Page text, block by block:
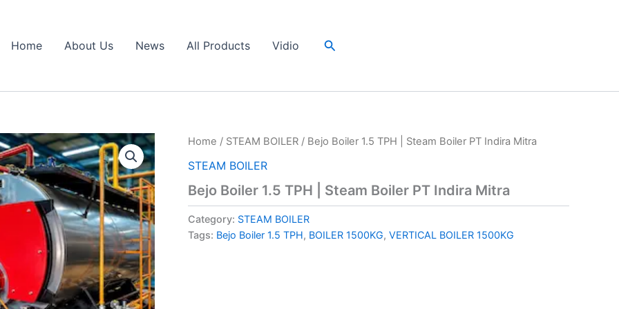
Home About Us News All Products Vidio Search
Home / STEAM BOILER / Bejo Boiler 1.5 TPH | Steam Boiler PT Indira Mitra
STEAM BOILER
Bejo Boiler 1.5 TPH | Steam Boiler PT Indira Mitra
Category: STEAM BOILER
Tags: Bejo Boiler 1.5 TPH, BOILER 1500KG, VERTICAL BOILER 1500KG